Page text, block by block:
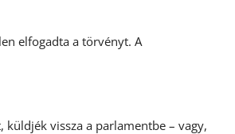
elfogadta a törvényt. A
vissza a parlamentbe – vagy,